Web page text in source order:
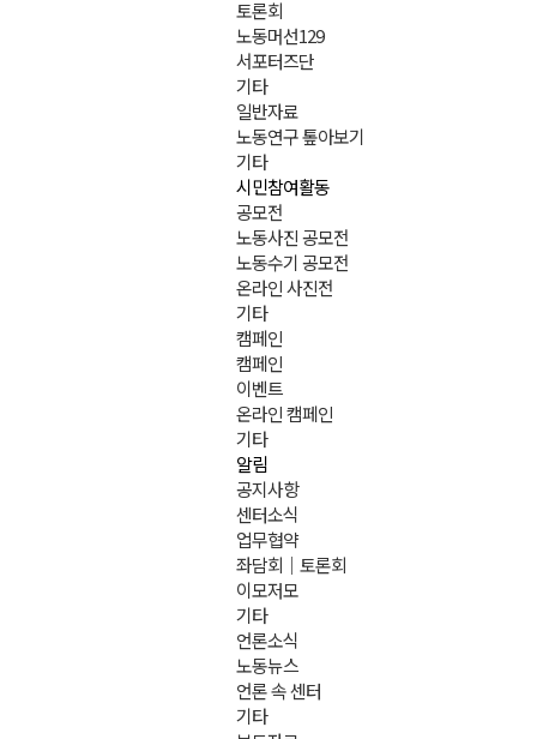
토론회
노동머선129
서포터즈단
기타
일반자료
노동연구 톺아보기
기타
시민참여활동
공모전
노동사진 공모전
노동수기 공모전
온라인 사진전
기타
캠페인
캠페인
이벤트
온라인 캠페인
기타
알림
공지사항
센터소식
업무협약
좌담회｜토론회
이모저모
기타
언론소식
노동뉴스
언론 속 센터
기타